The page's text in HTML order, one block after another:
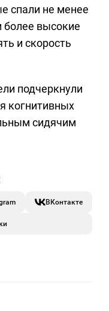
спали не менее
более высокие
и скорость
подчеркнули
когнитивных
сидячим
ВКонтакте